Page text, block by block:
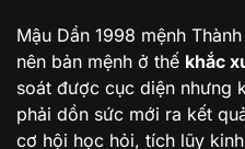
Mậu Dần 1998 mệnh
nên bản mệnh ở thế khắc
soát được cục diện nhưng
phải dồn sức mới ra kết
cơ hội học hỏi, tích lũy